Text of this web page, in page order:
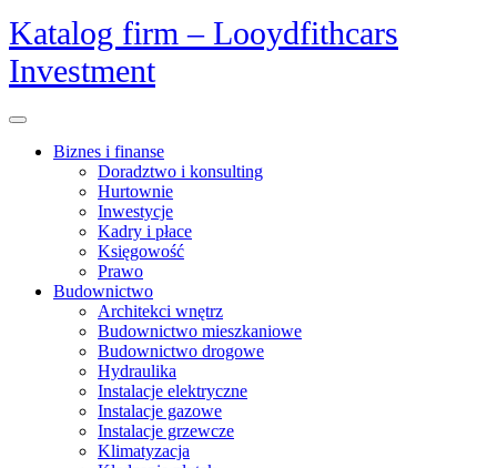
Skip
to
content
Katalog firm – Looydfithcars
Investment
Open
Biznes i finanse
Doradztwo i konsulting
Hurtownie
Inwestycje
Kadry i płace
Księgowość
Prawo
Budownictwo
Architekci wnętrz
Budownictwo mieszkaniowe
Budownictwo drogowe
Hydraulika
Instalacje elektryczne
Instalacje gazowe
Instalacje grzewcze
Klimatyzacja